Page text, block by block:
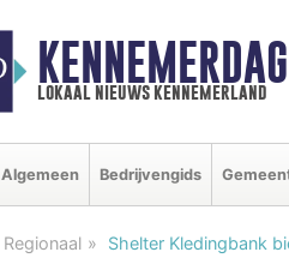
lokaal nieuws kennemerland
Algemeen Bedrijvengids
Regionaal Shelter Kledingbank